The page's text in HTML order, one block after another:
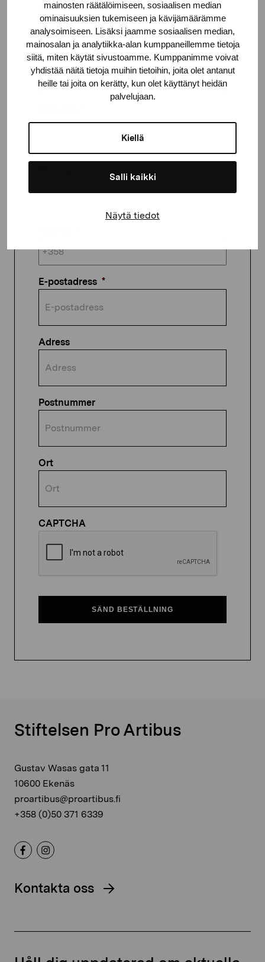
mainosten räätälöimiseen, sosiaalisen median
ominaisuuksien tukemiseen ja kävijämäärämme
analysoimiseen. Lisäksi jaamme sosiaalisen median,
mainosalan ja analytiikka-alan kumppaneillemme tietoja
siitä, miten käytät sivustoamme. Kumppanimme voivat
yhdistää näitä tietoja muihin tietoihin, joita olet antanut
heille tai joita on kerätty, kun olet käyttänyt heidän
palvelujaan.
Kiellä
Salli kaikki
Näytä tiedot
Beställ publikationen
Portoavgift tillkommer
Antal *
E-postadress *
Adress
Postnummer
Ort
CAPTCHA
Stiftelsen Pro Artibus
Gustav Wasas gata 11
10600 Ekenäs
proartibus@proartibus.fi
+358 (0)50 371 6339
Kontakta oss